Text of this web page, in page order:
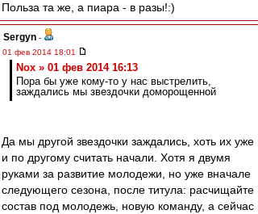
Польза та же, а пиара - в разы!:)
Sergyn -
01 фев 2014 18:01
Nox » 01 фев 2014 16:13
Пора бы уже кому-то у нас выстрелить,
заждались мы звездочки доморощенной
Да мы другой звездочки заждались, хоть их уже
и по другому считать начали. Хотя я двумя
руками за развитие молодежи, но уже вначале
следующего сезона, после титула: расчищайте
состав под молодежь, новую команду, а сейчас